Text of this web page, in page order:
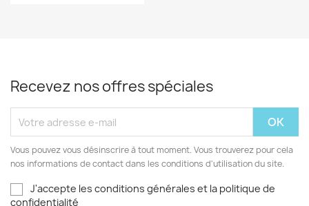
Recevez nos offres spéciales
Vous pouvez vous désinscrire à tout moment. Vous trouverez pour cela
nos informations de contact dans les conditions d'utilisation du site.
J'accepte les conditions générales et la politique de
confidentialité